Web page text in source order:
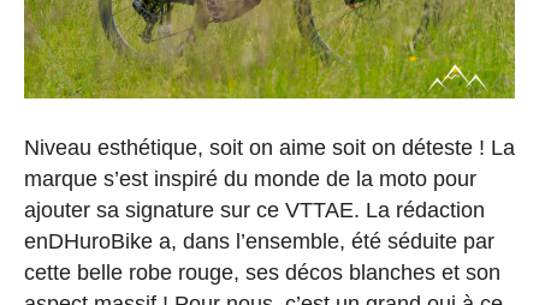
Niveau esthétique, soit on aime soit on déteste ! La
marque s’est inspiré du monde de la moto pour
ajouter sa signature sur ce VTTAE. La rédaction
enDHuroBike a, dans l’ensemble, été séduite par
cette belle robe rouge, ses décos blanches et son